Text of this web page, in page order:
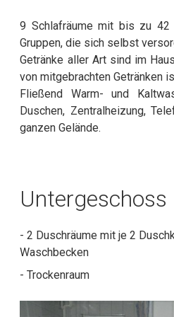
9 Schlafräume mit bis zu 42
Gruppen, die sich selbst
Getränke aller Art sind im
von mitgebrachten Getränken
Fließend Warm- und
Duschen, Zentralheizung,
ganzen Gelände.
Untergeschoss
- 2 Duschräume mit je 2
Waschbecken
- Trockenraum